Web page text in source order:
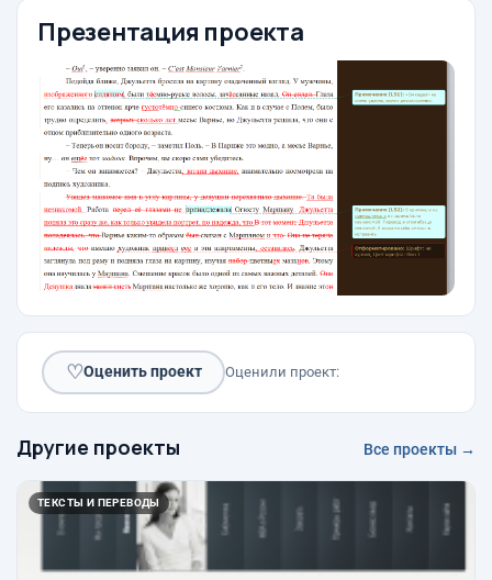
Презентация проекта
♡Оценить проект Оценили проект:
Другие проекты Все проекты →
ТЕКСТЫ И ПЕРЕВОДЫ